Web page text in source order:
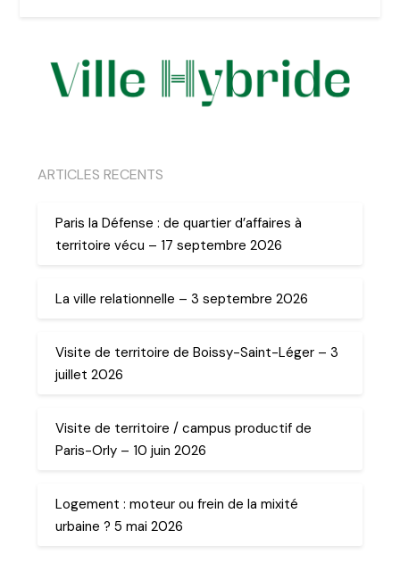
ARTICLES RECENTS
Paris la Défense : de quartier d’affaires à
territoire vécu – 17 septembre 2026
La ville relationnelle – 3 septembre 2026
Visite de territoire de Boissy-Saint-Léger – 3
juillet 2026
Visite de territoire / campus productif de
Paris-Orly – 10 juin 2026
Logement : moteur ou frein de la mixité
urbaine ? 5 mai 2026